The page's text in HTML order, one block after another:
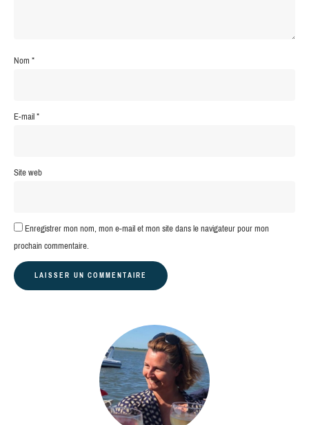
Nom*
E-mail*
Site web
Enregistrer mon nom, mon e-mail et mon site dans le navigateur pour mon
prochain commentaire.